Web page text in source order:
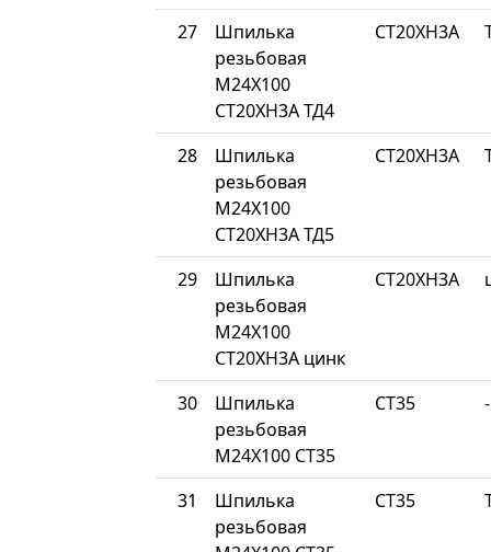
27
Шпилька
резьбовая
М24Х100
СТ20ХН3А ТД4
СТ20ХН3А
28
Шпилька
резьбовая
М24Х100
СТ20ХН3А ТД5
СТ20ХН3А
29
Шпилька
резьбовая
М24Х100
СТ20ХН3А цинк
СТ20ХН3А
30
Шпилька
резьбовая
М24Х100 СТ35
СТ35 -
31
Шпилька
резьбовая
СТ35